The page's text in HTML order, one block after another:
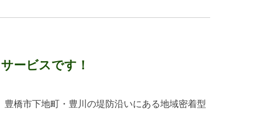
ービスです！
橋市下地町・豊川の堤防沿いにある地域密着型